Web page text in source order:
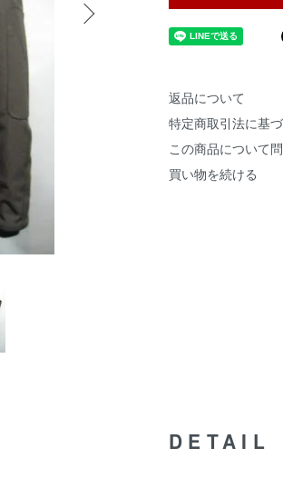
返品について
特定商取引法に基
この商品について
買い物を続ける
DETAIL